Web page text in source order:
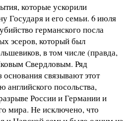
которые ускорили
Государя и его семьи. 6 июля
германского посла
эсеров, который был
в том числе (правда,
Свердловым. Ряд
основания связывают этот
английского посольства,
России и Германии и
мира. Не исключено, что